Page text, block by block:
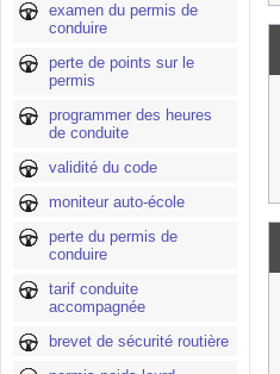
examen du permis de
conduire
perte de points sur le
permis
programmer des heures
de conduite
validité du code
moniteur auto-école
perte du permis de
conduire
tarif conduite
accompagnée
brevet de sécurité routière